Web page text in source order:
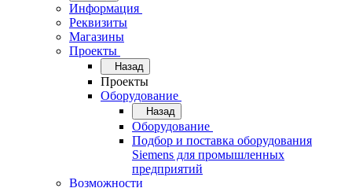
Информация
Реквизиты
Магазины
Проекты
Назад
Проекты
Оборудование
Назад
Оборудование
Подбор и поставка оборудования
Siemens для промышленных
предприятий
Возможности